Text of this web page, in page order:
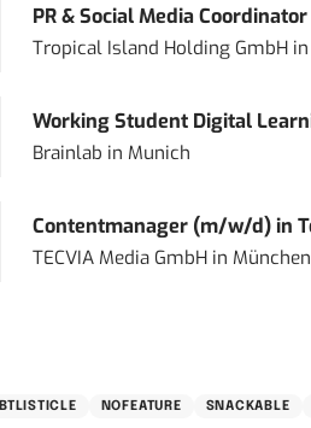
PR & Social Media
Tropical Island Holding GmbHin
Working Student Digital
Brainlab in Munich
Contentmanager (m/w/d) in
TECVIA Media GmbHin München
BTLISTICLE NOFEATURE SNACKABLE